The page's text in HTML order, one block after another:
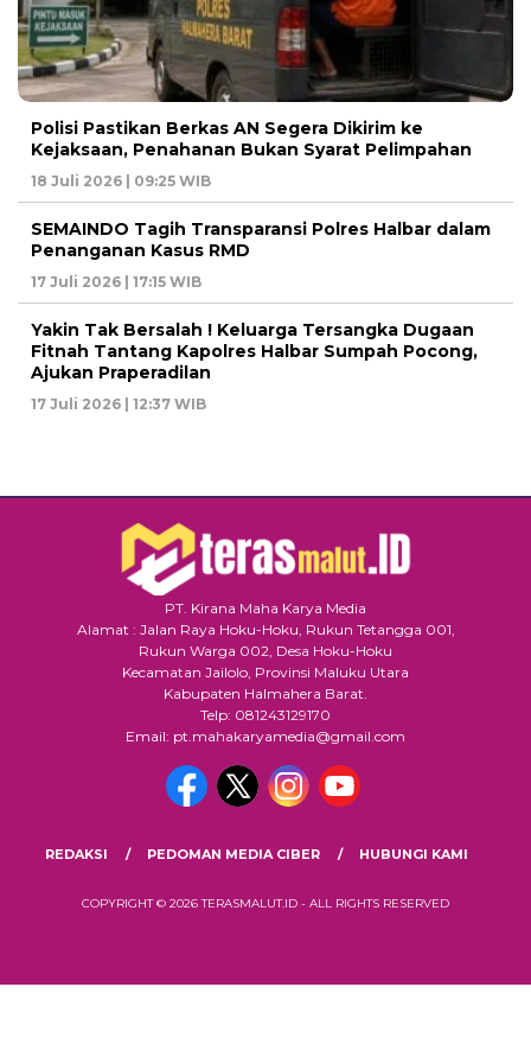
Polisi Pastikan Berkas AN Segera Dikirim ke
Kejaksaan, Penahanan Bukan Syarat Pelimpahan
18 Juli 2026 | 09:25 WIB
SEMAINDO Tagih Transparansi Polres Halbar dalam
Penanganan Kasus RMD
17 Juli 2026 | 17:15 WIB
Yakin Tak Bersalah ! Keluarga Tersangka Dugaan
Fitnah Tantang Kapolres Halbar Sumpah Pocong,
Ajukan Praperadilan
17 Juli 2026 | 12:37 WIB
PT. Kirana Maha Karya Media
Alamat : Jalan Raya Hoku-Hoku, Rukun Tetangga 001,
Rukun Warga 002, Desa Hoku-Hoku
Kecamatan Jailolo, Provinsi Maluku Utara
Kabupaten Halmahera Barat.
Telp: 081243129170
Email: pt.mahakaryamedia@gmail.com
REDAKSI PEDOMAN MEDIA CIBER HUBUNGI KAMI
COPYRIGHT © 2026 TERASMALUT.ID - ALL RIGHTS RESERVED